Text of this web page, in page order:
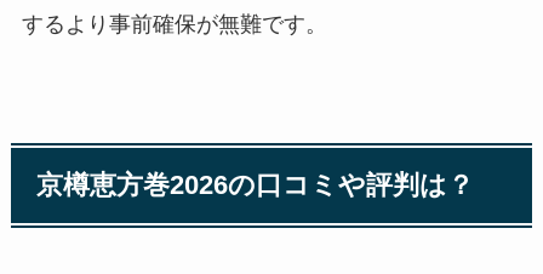
するより事前確保が無難です。
京樽恵方巻2026の口コミや評判は？